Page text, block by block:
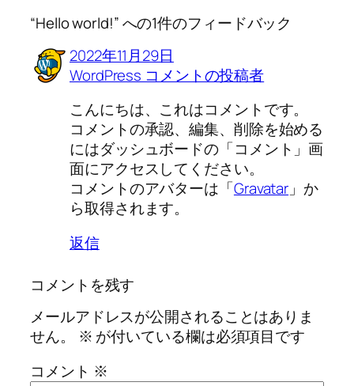
“Hello world!” への1件のフィードバック
2022年11月29日
WordPress コメントの投稿者
こんにちは、これはコメントです。
コメントの承認、編集、削除を始める
にはダッシュボードの「コメント」画
面にアクセスしてください。
コメントのアバターは「Gravatar 」か
ら取得されます。
返信
コメントを残す
メールアドレスが公開されることはありま
せん。
※ が付いている欄は必須項目です
コメント ※